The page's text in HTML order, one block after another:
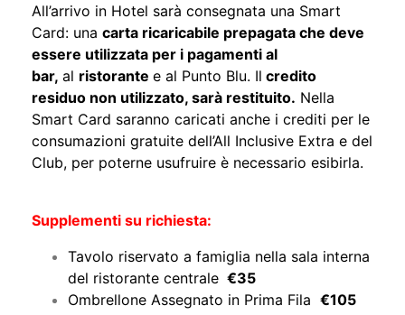
All’arrivo in Hotel sarà consegnata una Smart
Card: una carta ricaricabile prepagata che deve
essere utilizzata per i pagamenti al
bar, al ristorante e al Punto Blu. Il credito
residuo non utilizzato, sarà restituito. Nella
Smart Card saranno caricati anche i crediti per le
consumazioni gratuite dell’All Inclusive Extra e del
Club, per poterne usufruire è necessario esibirla.
Supplementi su richiesta:
Tavolo riservato a famiglia nella sala interna
del ristorante centrale €35
Ombrellone Assegnato in Prima Fila €105